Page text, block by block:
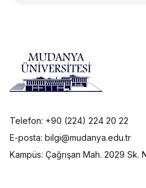
Telefon: +90 (224) 224 20 22
E-posta: bilgi@mudanya.edu.tr
Kampüs: Çağrışan Mah. 2029 Sk.